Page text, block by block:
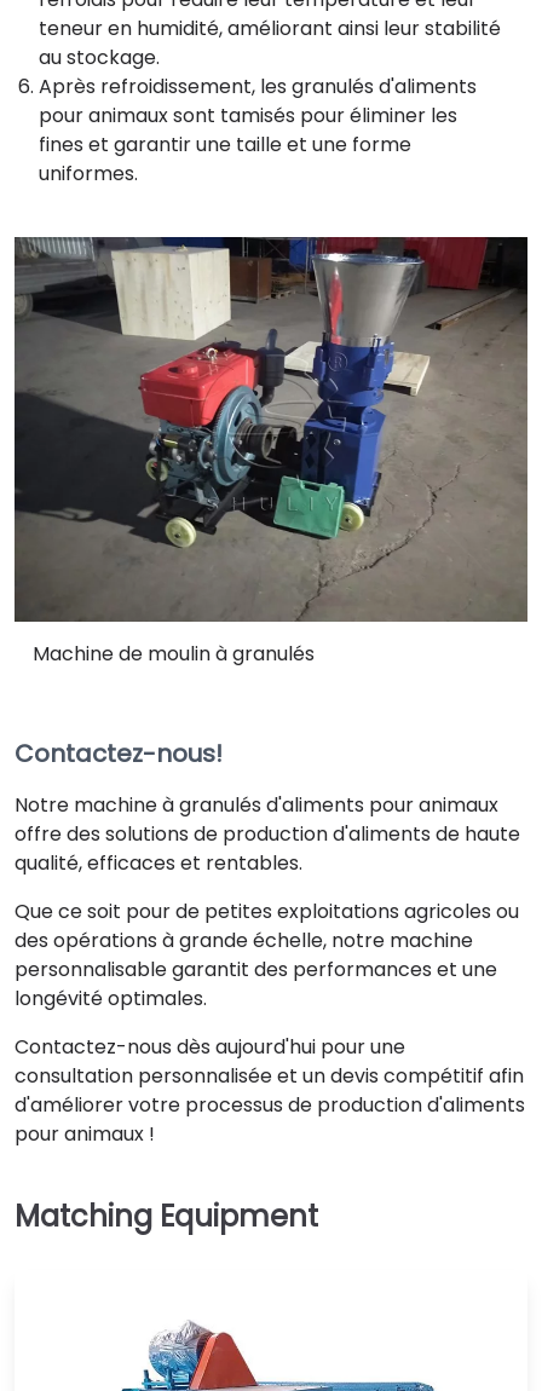
teneur en humidité, améliorant ainsi leur stabilité
au stockage.
Après refroidissement, les granulés d'aliments
pour animaux sont tamisés pour éliminer les
fines et garantir une taille et une forme
uniformes.
Machine de moulin à granulés
Contactez-nous!
Notre machine à granulés d'aliments pour animaux
offre des solutions de production d'aliments de haute
qualité, efficaces et rentables.
Que ce soit pour de petites exploitations agricoles ou
des opérations à grande échelle, notre machine
personnalisable garantit des performances et une
longévité optimales.
Contactez-nous dès aujourd'hui pour une
consultation personnalisée et un devis compétitif afin
d'améliorer votre processus de production d'aliments
pour animaux !